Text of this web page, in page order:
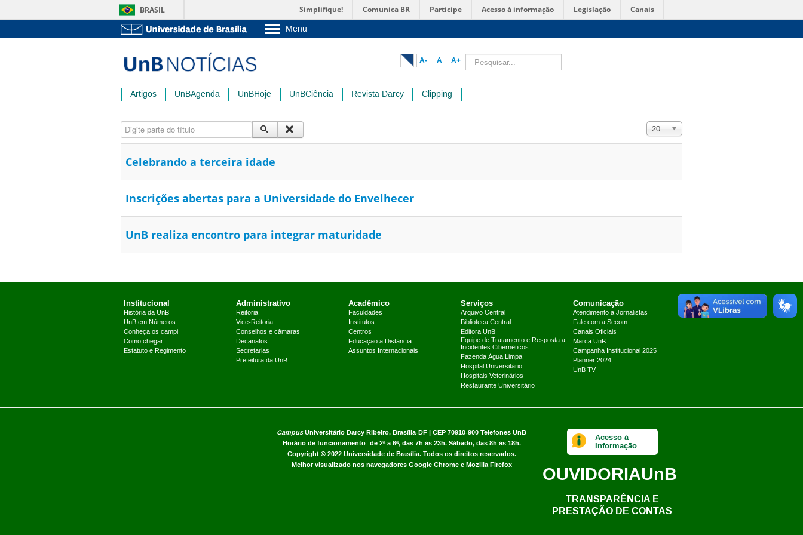
BRASIL Simplifique! Comunica BR Participe Acesso à informação Legislação Canais
Menu
Pós-Graduação
Administração
A- A A+ Pesquisar...
Artigos UnBAgenda UnBHoje UnBCiência Revista Darcy Clipping
Digite parte do título Exibir #
20
Celebrando a terceira idade
Inscrições abertas para a Universidade do Envelhecer
UnB realiza encontro para integrar maturidade
Institucional
História da UnB
UnB em Números
Conheça os campi
Como chegar
Estatuto e Regimento
Administrativo
Reitoria
Vice-Reitoria
Conselhos e câmaras
Decanatos
Secretarias
Prefeitura da UnB
Acadêmico
Faculdades
Institutos
Centros
Educação a Distância
Assuntos Internacionais
Serviços
Arquivo Central
Biblioteca Central
Editora UnB
Equipe de Tratamento e Resposta a
Incidentes Cibernéticos
Fazenda Água Limpa
Hospital Universitário
Hospitais Veterinários
Restaurante Universitário
Comunicação
Atendimento a Jornalistas
Fale com a Secom
Canais Oficiais
Marca UnB
Campanha Institucional 2025
Planner 2024
UnB TV
CampusUniversitário Darcy Ribeiro, Brasília-DF | CEP 70910-900 Telefones UnB
Horário de funcionamento: de 2ª a 6ª, das 7h às 23h. Sábado, das 8h às 18h.
Copyright © 2022 Universidade de Brasília. Todos os direitos reservados.
Melhor visualizado nos navegadores Google Chrome e Mozilla Firefox
Acesso à
Informação
OUVIDORIAUnB
TRANSPARÊNCIA E
PRESTAÇÃO DE CONTAS